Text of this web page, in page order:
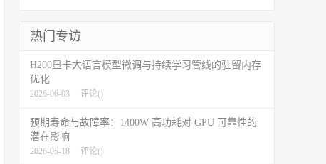
热门专访
H200显卡大语言模型微调与持续学习管线的驻留内存
优化
2026-06-03 评论()
预期寿命与故障率：1400W 高功耗对 GPU 可靠性的
潜在影响
2026-05-18 评论()